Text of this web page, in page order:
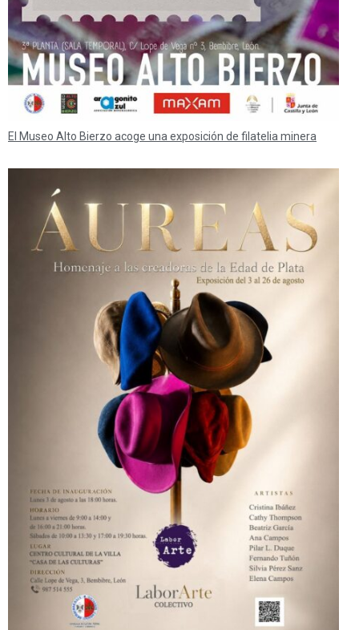
El Museo Alto Bierzo acoge una exposición de filatelia minera